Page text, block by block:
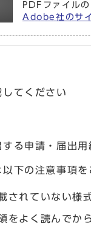
PDFファイル
Adobe社のサ
てください
る申請・届出
下の注意事項を
されていない様
をよく読んでか